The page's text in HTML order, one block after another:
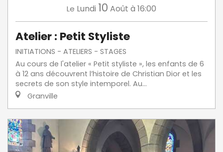
Le Lundi 10 Août à 16:00
Atelier : Petit Styliste
INITIATIONS - ATELIERS - STAGES
Au cours de l'atelier « Petit styliste », les enfants de 6
à 12 ans découvrent l’histoire de Christian Dior et les
secrets de son style intemporel. Au...
Granville